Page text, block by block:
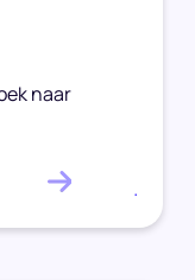
naar
.